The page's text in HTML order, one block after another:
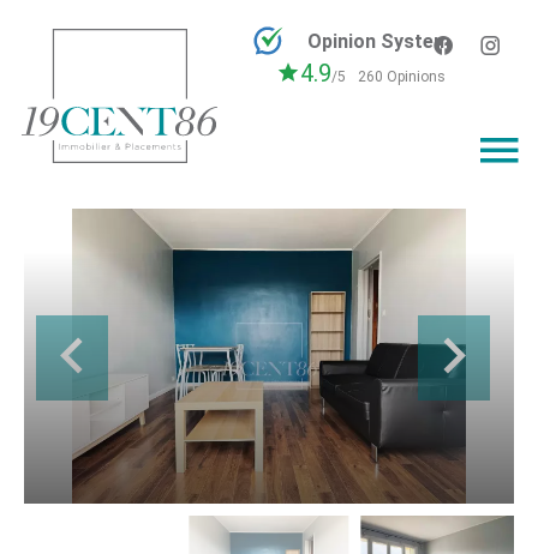
Opinion System
4.9/5 260 Opinions